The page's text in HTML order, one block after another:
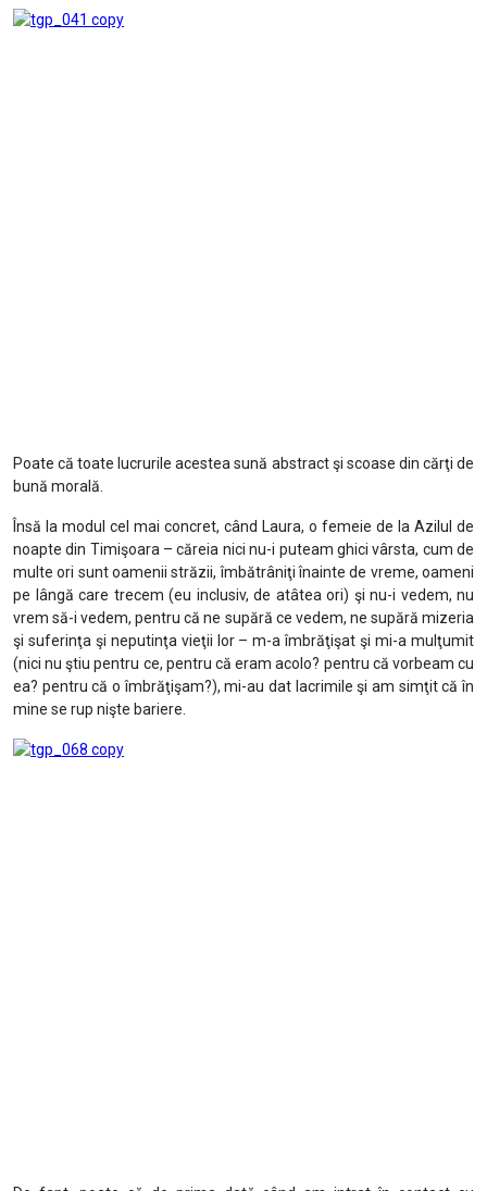
Poate că toate lucrurile acestea sună abstract şi scoase din cărţi de
bună morală.
Însă la modul cel mai concret, când Laura, o femeie de la Azilul de
noapte din Timişoara – căreia nici nu-i puteam ghici vârsta, cum de
multe ori sunt oamenii străzii, îmbătrâniţi înainte de vreme, oameni
pe lângă care trecem (eu inclusiv, de atâtea ori) şi nu-i vedem, nu
vrem să-i vedem, pentru că ne supără ce vedem, ne supără mizeria
şi suferinţa şi neputinţa vieţii lor – m-a îmbrăţişat şi mi-a mulţumit
(nici nu ştiu pentru ce, pentru că eram acolo? pentru că vorbeam cu
ea? pentru că o îmbrăţişam?), mi-au dat lacrimile şi am simţit că în
mine se rup nişte bariere.